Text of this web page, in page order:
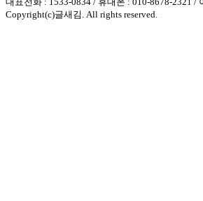
Copyright(c)글새김. All rights reserved.